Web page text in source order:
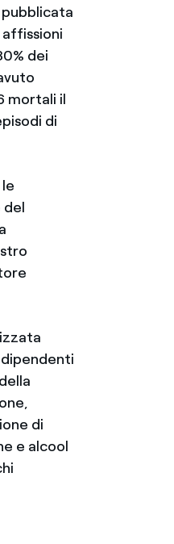
affissioni
dei
mortali il
di
del
di
e alcool